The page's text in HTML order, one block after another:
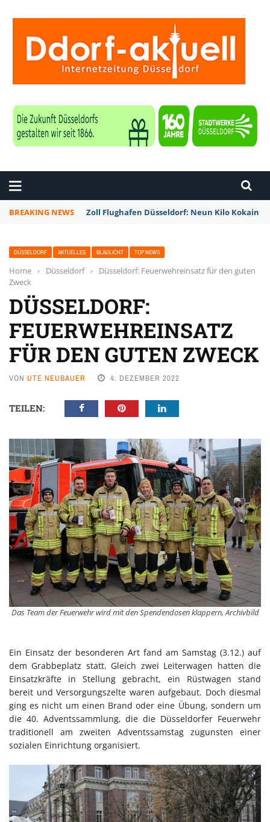
BREAKING NEWS Zoll Flughafen Düsseldorf: Neun Kilo Kokain
DÜSSELDORF AKTUELLES BLAULICHT TOP NEWS
Home › Düsseldorf ›
Düsseldorf: Feuerwehreinsatz für den guten
Zweck
DÜSSELDORF:
FEUERWEHREINSATZ
FÜR DEN GUTEN ZWECK
VON UTE NEUBAUER 4. DEZEMBER 2022
TEILEN:
Das Team der Feuerwehr wird mit den Spendendosen klappern, Archivbild
Ein Einsatz der besonderen Art fand am Samstag (3.12.) auf
dem Grabbeplatz statt. Gleich zwei Leiterwagen hatten die
Einsatzkräfte in Stellung gebracht, ein Rüstwagen stand
bereit und Versorgungszelte waren aufgebaut. Doch diesmal
ging es nicht um einen Brand oder eine Übung, sondern um
die 40. Adventssammlung, die die Düsseldorfer Feuerwehr
traditionell am zweiten Adventssamstag zugunsten einer
sozialen Einrichtung organisiert.